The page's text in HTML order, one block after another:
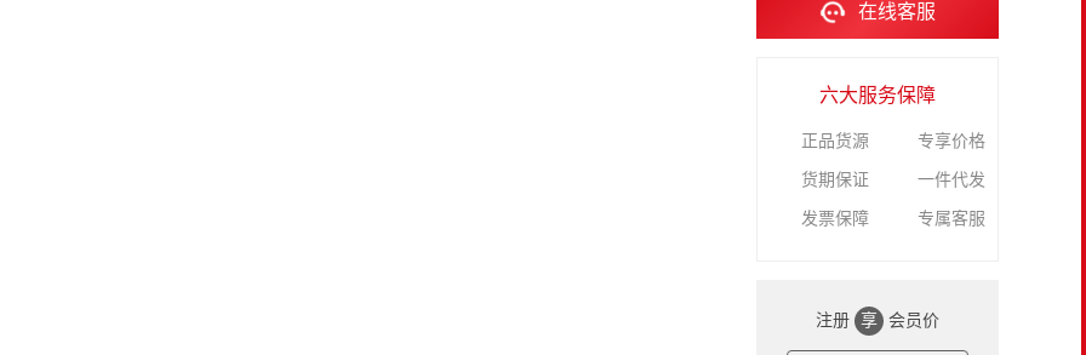
在线客服
六大服务保障
正品货源 专享价格
货期保证 一件代发
发票保障 专属客服
注册 享 会员价